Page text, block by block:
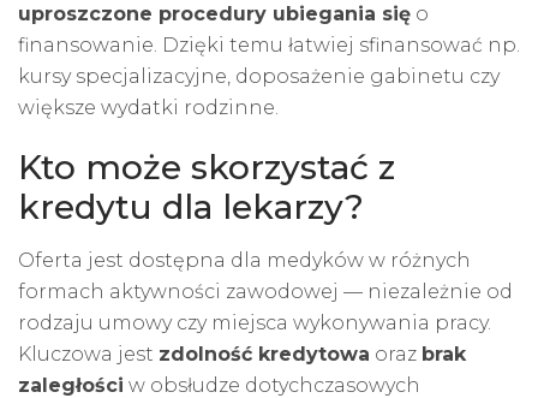
uproszczone procedury ubiegania się o
finansowanie. Dzięki temu łatwiej sfinansować np.
kursy specjalizacyjne, doposażenie gabinetu czy
większe wydatki rodzinne.
Kto może skorzystać z
kredytu dla lekarzy?
Oferta jest dostępna dla medyków w różnych
formach aktywności zawodowej — niezależnie od
rodzaju umowy czy miejsca wykonywania pracy.
Kluczowa jest zdolność kredytowa oraz brak
zaległości w obsłudze dotychczasowych